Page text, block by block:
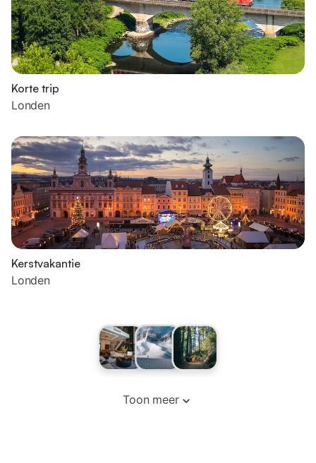
Korte trip
Londen
Kerstvakantie
Londen
Toon meer